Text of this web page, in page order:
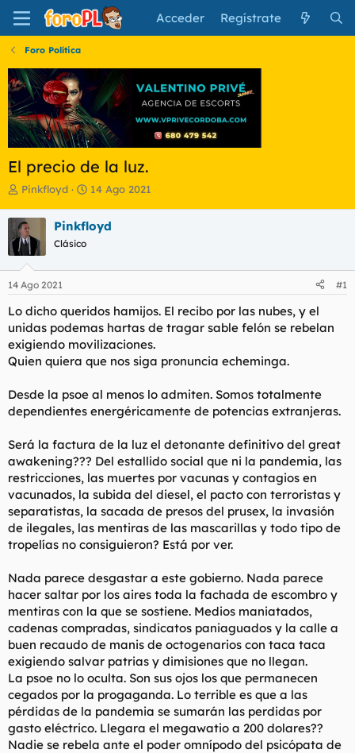
Acceder Regístrate
Foro Política
El precio de la luz.
I
i
c
i
a
d
o
d
e
l
t
a
Pinkfloyd
F
h
e
i
c
i
o
14 Ago 2021
Pinkfloyd
Clásico
14 Ago 2021 #1
Lo dicho queridos hamijos. El recibo por las nubes, y el
unidas podemas hartas de tragar sable felón se rebelan
exigiendo movilizaciones.
Quien quiera que nos siga pronuncia echeminga.
Desde la psoe al menos lo admiten. Somos totalmente
dependientes energéricamente de potencias extranjeras.
Será la factura de la luz el detonante definitivo del great
awakening??? Del estallido social que ni la pandemia, las
restricciones, las muertes por vacunas y contagios en
vacunados, la subida del diesel, el pacto con terroristas y
separatistas, la sacada de presos del prusex, la invasión
de ilegales, las mentiras de las mascarillas y todo tipo de
tropelías no consiguieron? Está por ver.
Nada parece desgastar a este gobierno. Nada parece
hacer saltar por los aires toda la fachada de escombro y
mentiras con la que se sostiene. Medios maniatados,
cadenas compradas, sindicatos paniaguados y la calle a
buen recaudo de manis de octogenarios con taca taca
exigiendo salvar patrias y dimisiones que no llegan.
La psoe no lo oculta. Son sus ojos los que permanecen
cegados por la progaganda. Lo terrible es que a las
pérdidas de la pandemia se sumarán las perdidas por
gasto eléctrico. Llegara el megawatio a 200 dolares??
Nadie se rebela ante el poder omnípodo del psicópata de